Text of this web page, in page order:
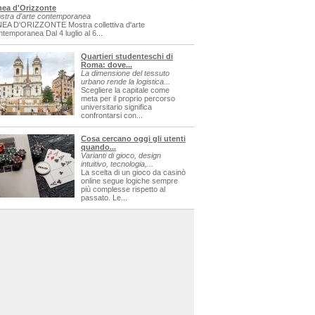
d'Orizzonte
d'arte contemporanea
D'ORIZZONTE Mostra collettiva d'arte
Dal 4 luglio al 6...
Quartieri studenteschi di
Roma: dove...
La dimensione del tessuto
urbano rende la logistica...
Scegliere la capitale come
meta per il proprio percorso
universitario significa
confrontarsi con...
Cosa cercano oggi gli utenti
quando...
Varianti di gioco, design
intuitivo, tecnologia,...
La scelta di un gioco da casinò
online segue logiche sempre
più complesse rispetto al
passato. Le...